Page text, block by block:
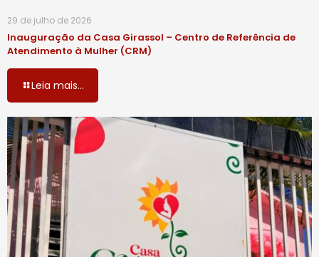
29 de julho de 2026
Inauguração da Casa Girassol – Centro de Referência de
Atendimento à Mulher (CRM)
Leia mais...